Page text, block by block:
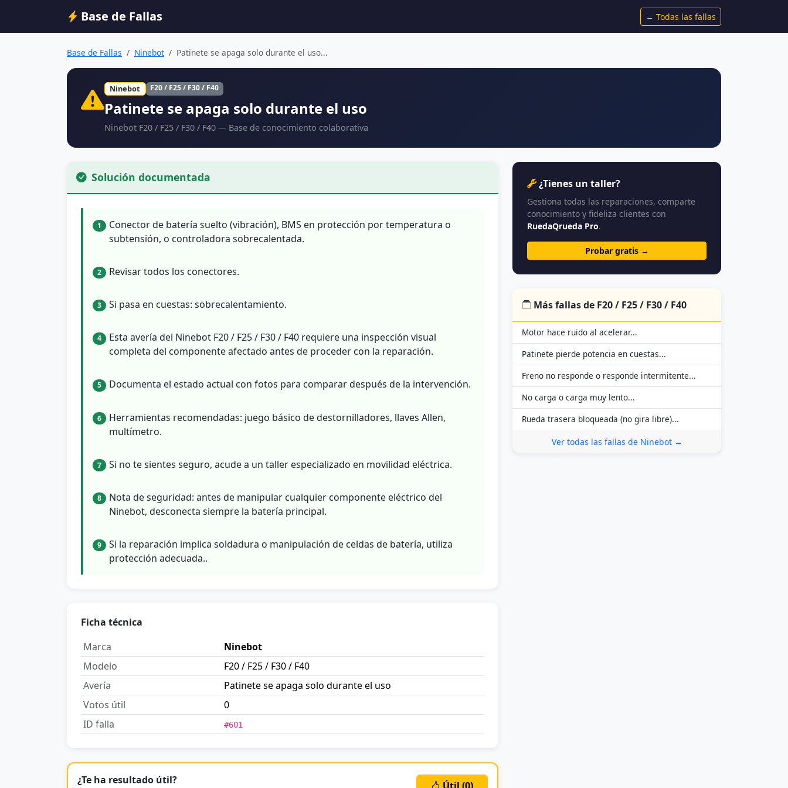
Base de Fallas ← Todas las fallas
Base de Fallas Ninebot Patinete se apaga solo durante el uso...
Ninebot F20 / F25 / F30 / F40
Patinete se apaga solo durante el uso
Ninebot F20 / F25 / F30 / F40 — Base de conocimiento colaborativa
Solución documentada
1
Conector de batería suelto (vibración), BMS en protección por temperatura o
subtensión, o controladora sobrecalentada.
2 Revisar todos los conectores.
3 Si pasa en cuestas: sobrecalentamiento.
4
Esta avería del Ninebot F20 / F25 / F30 / F40 requiere una inspección visual
completa del componente afectado antes de proceder con la reparación.
5 Documenta el estado actual con fotos para comparar después de la intervención.
6
Herramientas recomendadas: juego básico de destornilladores, llaves Allen,
multímetro.
7 Si no te sientes seguro, acude a un taller especializado en movilidad eléctrica.
8
Nota de seguridad: antes de manipular cualquier componente eléctrico del
Ninebot, desconecta siempre la batería principal.
9
Si la reparación implica soldadura o manipulación de celdas de batería, utiliza
protección adecuada..
Ficha técnica
Marca
Ninebot
Modelo
F20 / F25 / F30 / F40
Avería
Patinete se apaga solo durante el uso
Votos útil
0
ID falla
#601
¿Te ha resultado útil?
¿Tienes un taller?
Gestiona todas las reparaciones, comparte
conocimiento y fideliza clientes con
RuedaQrueda Pro.
Probar gratis →
Más fallas de F20 / F25 / F30 / F40
Motor hace ruido al acelerar...
Patinete pierde potencia en cuestas...
Freno no responde o responde intermitente...
No carga o carga muy lento...
Rueda trasera bloqueada (no gira libre)...
Ver todas las fallas de Ninebot →